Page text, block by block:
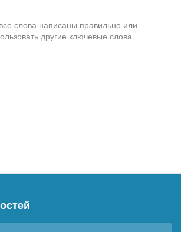
слова написаны правильно или
другие ключевые слова.